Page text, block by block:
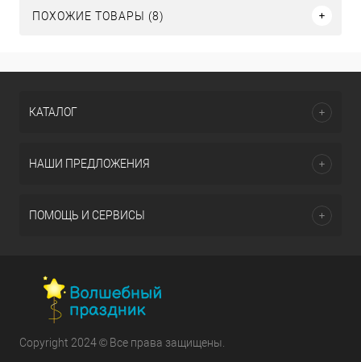
ПОХОЖИЕ ТОВАРЫ (8)
КАТАЛОГ
НАШИ ПРЕДЛОЖЕНИЯ
ПОМОЩЬ И СЕРВИСЫ
Copyright 2024 © Все права защищены.